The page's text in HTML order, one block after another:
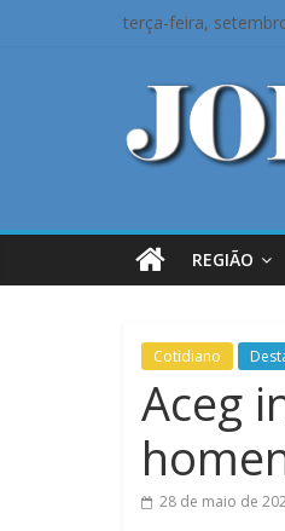
terça-feira,
REGIÃO
Cotidiano
Aceg
28 de maio de